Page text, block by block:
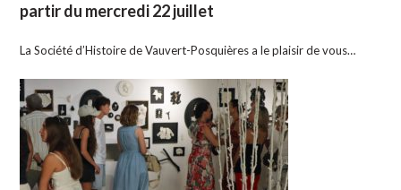
partir du mercredi 22 juillet
La Société d’Histoire de Vauvert-Posquières a le plaisir de vous…